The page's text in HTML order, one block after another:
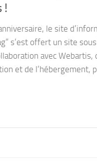
!
le site
s’est offert un site
avec Webartis,
et de l’hébergement,